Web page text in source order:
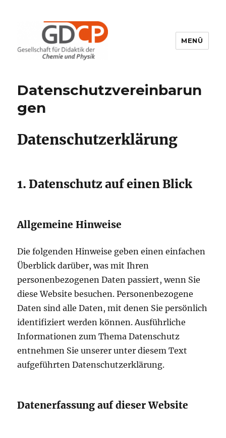
MENÜ
Datenschutzvereinbarun
gen
Datenschutz­erklärung
1. Datenschutz auf einen Blick
Allgemeine Hinweise
Die folgenden Hinweise geben einen einfachen
Überblick darüber, was mit Ihren
personenbezogenen Daten passiert, wenn Sie
diese Website besuchen. Personenbezogene
Daten sind alle Daten, mit denen Sie persönlich
identifiziert werden können. Ausführliche
Informationen zum Thema Datenschutz
entnehmen Sie unserer unter diesem Text
aufgeführten Datenschutzerklärung.
Datenerfassung auf dieser Website